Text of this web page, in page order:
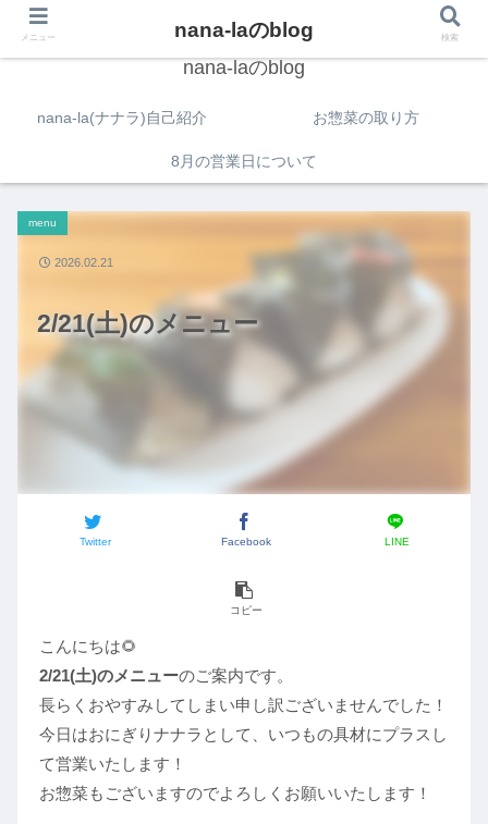
nana-laのblog
nana-la(ナナラ)自己紹介 お惣菜の取り方
8月の営業日について
2/21(土)のメニュー
menu
Twitter Facebook LINE
コピー
2026.02.21
こんにちは🌻
2/21(土)のメニューのご案内です。
長らくおやすみしてしまい申し訳ございませんでした！
今日はおにぎりナナラとして、いつもの具材にプラスし
て営業いたします！
お惣菜もございますのでよろしくお願いいたします！
メニュー nana-laのblog 検索